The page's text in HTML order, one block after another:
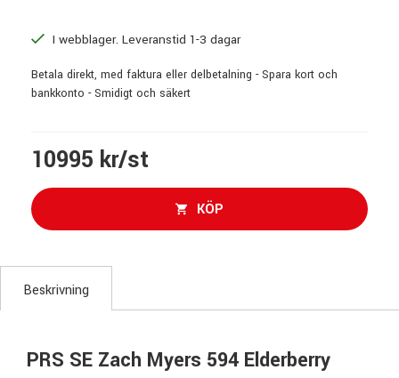
I webblager. Leveranstid 1-3 dagar
Betala direkt, med faktura eller delbetalning - Spara kort och
bankkonto - Smidigt och säkert
10995 kr/st
KÖP
Beskrivning
PRS SE Zach Myers 594 Elderberry